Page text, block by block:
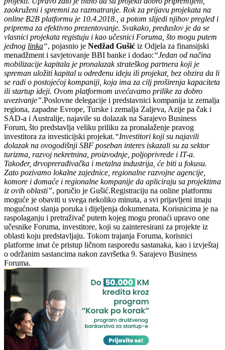
zaokruženi i spremni za razmatranje. Rok za prijavu projekata na
online B2B platformu je 10.4.2018., a potom slijedi njihov pregled i
priprema za efektivno prezentovanje. Svakako, preduslov je da se
vlasnici projekata registuju i kao učesnici Foruma, što mogu putem
jednog linka“, pojasnio je Nedžad Gušić iz Odjela za finansijski
menadžment i savjetovanje BBI banke i dodao:“Jedan od načina
mobilizacije kapitala je pronalazak strateškog partnera koji je
spreman uložiti kapital u određenu ideju ili projekat, bez obzira da li
se radi o postojećoj kompaniji, koja ima za cilj proširenja kapaciteta
ili startup ideji. Ovom platformom uvećavamo prilike za dobro
uvezivanje”.Poslovne delegacije i predstavnici kompanija iz zemalja
regiona, zapadne Evrope, Turske i zemalja Zaljeva, Azije pa čak i
SAD-a i Australije, najavile su dolazak na Sarajevo Business
Forum, što predstavlja veliku priliku za pronalaženje pravog
investitora za investicijski projekat.“Investitori koji su najavili
dolazak na ovogodišnji SBF poseban interes iskazali su za sektor
turizma, razvoj nekretnina, proizvodnje, poljoprivrede i IT-a.
Također, drvoprerađivačka i metalna industrija, će biti u fokusu.
Zato pozivamo lokalne zajednice, regionalne razvojne agencije,
komore i domaće i regionalne kompanije da apliciraju sa projektima
iz ovih oblasti”, poručio je Gušić.Registraciju na online platformu
moguće je obaviti u svega nekoliko minuta, a svi prijavljeni imaju
mogućnost slanja poruka i dijeljenja dokumenata. Korisnicima je na
raspolaganju i pretraživač putem kojeg mogu pronaći upravo one
učesnike Foruma, investitore, koji su zainteresirani za projekte iz
oblasti koju predstavljaju. Tokom trajanja Foruma, korisnici
platforme imat će pristup ličnom rasporedu sastanaka, kao i izvještaj
o održanim sastancima nakon završetka 9. Sarajevo Business
Foruma.